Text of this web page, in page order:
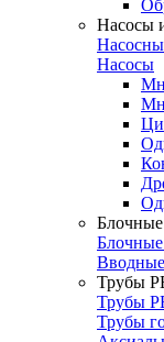
Насосы
Насосы
Трубы
Трубы
Трубы